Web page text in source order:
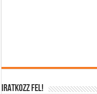
IRATKOZZ FEL!